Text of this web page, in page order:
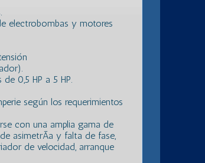
electrobombas y motores
0,5 HP a 5 HP.
según los requerimientos
con una amplia gama de
asimetrÃ­a y falta de fase,
de velocidad, arranque